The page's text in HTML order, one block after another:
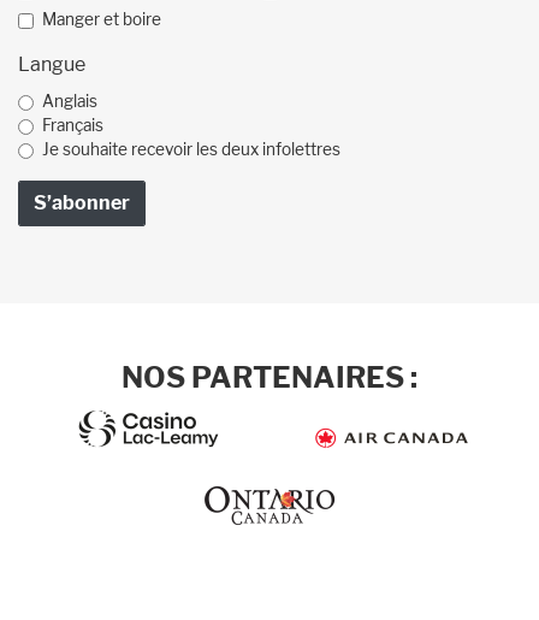
Manger et boire
Langue
Anglais
Français
Je souhaite recevoir les deux infolettres
NOS PARTENAIRES :